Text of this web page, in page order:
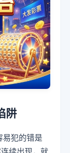
阱
易犯的错是